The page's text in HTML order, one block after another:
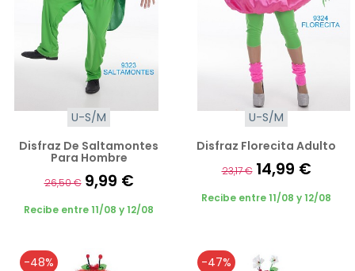
U-S/M
Disfraz De Saltamontes
Para Hombre
26,50 € 9,99 €
Recibe entre 11/08 y 12/08
U-S/M
Disfraz Florecita Adulto
23,17 € 14,99 €
Recibe entre 11/08 y 12/08
-48% -47%